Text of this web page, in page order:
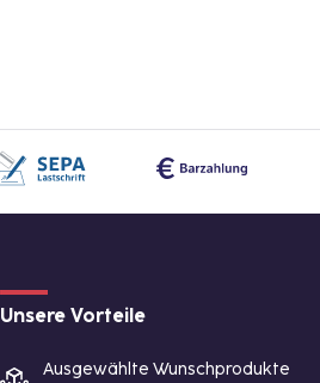
Unsere Vorteile
Ausgewählte Wunschprodukte